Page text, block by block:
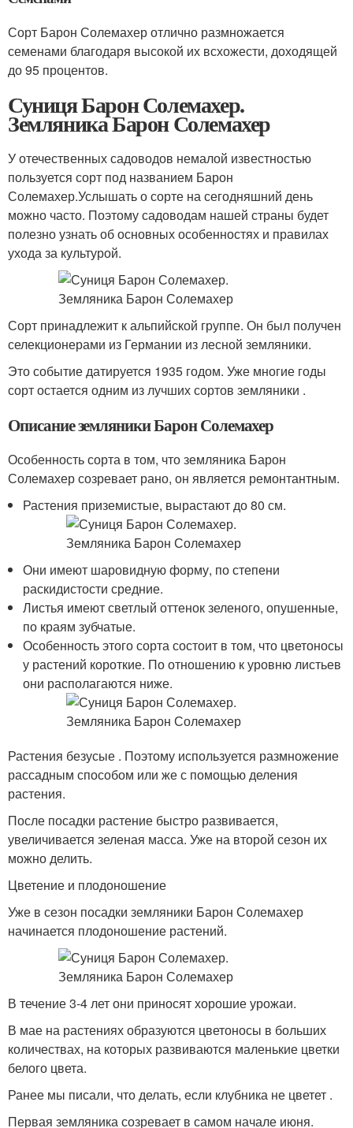
Сорт Барон Солемахер отлично размножается
семенами благодаря высокой их всхожести, доходящей
до 95 процентов.
Суниця Барон Солемахер.
Земляника Барон Солемахер
У отечественных садоводов немалой известностью
пользуется сорт под названием Барон
Солемахер.Услышать о сорте на сегодняшний день
можно часто. Поэтому садоводам нашей страны будет
полезно узнать об основных особенностях и правилах
ухода за культурой.
Сорт принадлежит к альпийской группе. Он был получен
селекционерами из Германии из лесной земляники.
Это событие датируется 1935 годом. Уже многие годы
сорт остается одним из лучших сортов земляники .
Описание земляники Барон Солемахер
Особенность сорта в том, что земляника Барон
Солемахер созревает рано, он является ремонтантным.
Растения приземистые, вырастают до 80 см.
Они имеют шаровидную форму, по степени
раскидистости средние.
Листья имеют светлый оттенок зеленого, опушенные,
по краям зубчатые.
Особенность этого сорта состоит в том, что цветоносы
у растений короткие. По отношению к уровню листьев
они располагаются ниже.
Растения безусые . Поэтому используется размножение
рассадным способом или же с помощью деления
растения.
После посадки растение быстро развивается,
увеличивается зеленая масса. Уже на второй сезон их
можно делить.
Цветение и плодоношение
Уже в сезон посадки земляники Барон Солемахер
начинается плодоношение растений.
В течение 3-4 лет они приносят хорошие урожаи.
В мае на растениях образуются цветоносы в больших
количествах, на которых развиваются маленькие цветки
белого цвета.
Ранее мы писали, что делать, если клубника не цветет .
Первая земляника созревает в самом начале июня.